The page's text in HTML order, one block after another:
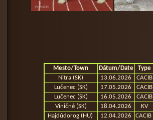
Mesto/Town Dátum/Date Type
Nitra (SK)
13.06.2026 CACIB
Lučenec (SK)
17.05.2026 CACIB
Lučenec (SK)
16.05.2026 CACIB
Viničné (SK)
18.04.2026 KV
Hajdúdorog (HU)
12.04.2026 CACIB